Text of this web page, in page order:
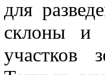
для
склоны и
участков